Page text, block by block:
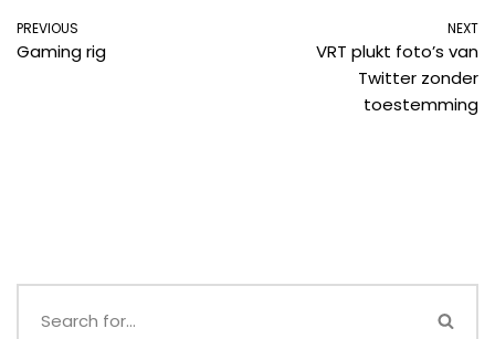
PREVIOUS
Gaming rig
NEXT
VRT plukt foto’s van
Twitter zonder
toestemming